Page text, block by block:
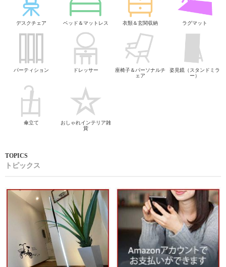
デスクチェア ベッド＆マットレス 衣類＆玄関収納 ラグマット
パーティション ドレッサー
座椅子＆パーソナルチ
ェア
姿見鏡（スタンドミラ
ー）
傘立て
おしゃれインテリア雑
貨
トピックス